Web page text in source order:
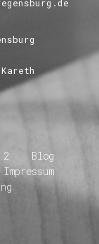
Blog
Impressum